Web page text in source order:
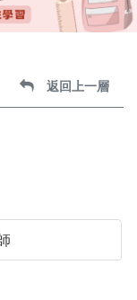
返回上一層